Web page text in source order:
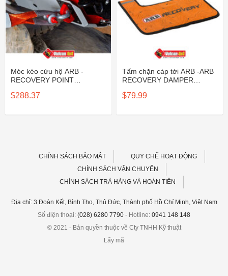
Móc kéo cứu hộ ARB -
RECOVERY POINT
ARB [2840030]
$288.37
Tấm chặn cáp tời ARB -ARB
RECOVERY DAMPER
$79.99
CHÍNH SÁCH BẢO MẬT
QUY CHẾ HOẠT ĐỘNG
CHÍNH SÁCH VẬN CHUYỂN
CHÍNH SÁCH TRẢ HÀNG VÀ HOÀN TIỀN
Địa chỉ: 3 Đoàn Kết, Bình Thọ, Thủ Đức, Thành phố Hồ Chí Minh, Việt Nam
Số điện thoại: (028) 6280 7790 - Hotline: 0941 148 148
© 2021 - Bản quyền thuộc về Cty TNHH Kỹ thuật
Lấy mã